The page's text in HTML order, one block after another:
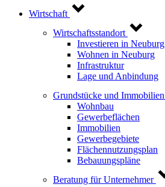
Wirtschaft
Wirtschaftsstandort
Investieren in Neuburg
Wohnen in Neuburg
Infrastruktur
Lage und Anbindung
Grundstücke und Immobilien
Wohnbau
Gewerbeflächen
Immobilien
Gewerbegebiete
Flächennutzungsplan
Bebauungspläne
Beratung für Unternehmer